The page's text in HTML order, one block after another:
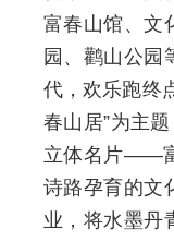
富春山馆、文
园、鹳山公园
代，欢乐跑终
春山居”为主
立体名片——
诗路孕育的文
业，将水墨丹